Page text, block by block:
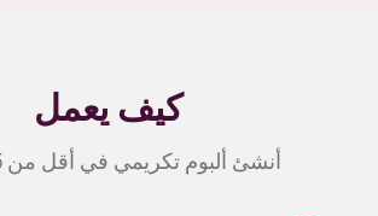
كيف يعمل
أنشئ ألبوم تكريمي في أقل من 5 دقائق